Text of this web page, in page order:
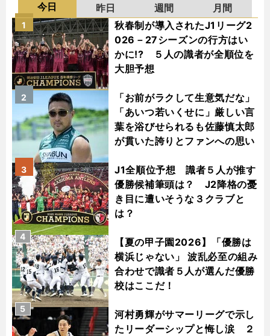
今日 昨日 週間
月間
秋春制が導入されたJ1リーグ2
026－27シーズンの行方はい
かに!? ５人の識者が全順位を
大胆予想
1
「お前がラクして生意気だな」
「あいつ若いくせに」厳しい言
葉を浴びせられるも佐藤慎太郎
が貫いた誇りとファンへの思い
2
J1全順位予想 識者５人が推す
優勝候補筆頭は？ J2降格の憂
き目に遭いそうな３クラブと
は？
3
【夏の甲子園2026】「優勝は
横浜じゃない」 波乱必至の組み
合わせで識者５人が選んだ優勝
校はここだ！
4
河村勇輝がサマーリーグで示し
たリーダーシップと悔し涙 ２
5